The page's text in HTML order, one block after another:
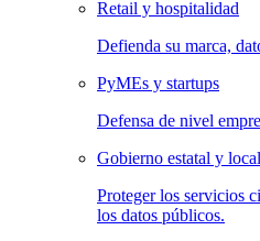
Retail y hospitalidad
Defienda su marca,
PyMEs y startups
Defensa de nivel
Gobierno estatal y local
Proteger los servicios
los datos públicos.